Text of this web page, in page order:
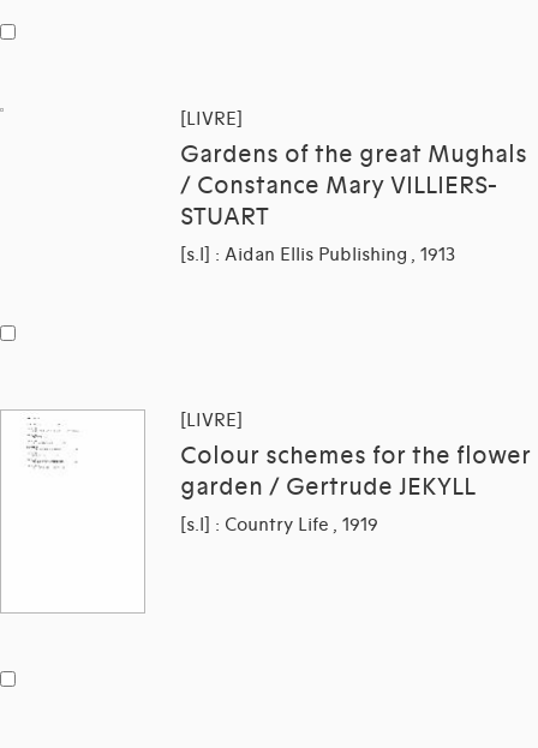
[LIVRE]
Gardens of the great Mughals
/ Constance Mary VILLIERS-
STUART
[s.l] : Aidan Ellis Publishing , 1913
[LIVRE]
Colour schemes for the flower
garden / Gertrude JEKYLL
[s.l] : Country Life , 1919